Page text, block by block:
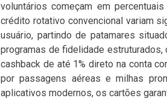
voluntários começam em
crédito rotativo convencional variam
usuário, partindo de patamares
programas de fidelidade
cashback de até 1% direto na conta
por passagens aéreas e milhas
aplicativos modernos, os cartões